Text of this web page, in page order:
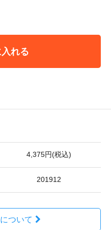
れる
4,375円(税込)
201912
ついて